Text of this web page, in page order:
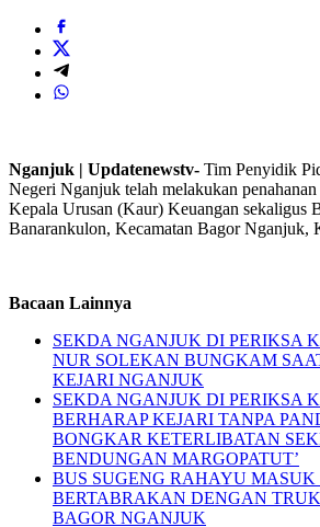
Nganjuk | Updatenewstv- Tim Penyidik
Negeri Nganjuk telah melakukan
Kepala Urusan (Kaur) Keuangan sekaligus
Banarankulon, Kecamatan Bagor Nganjuk,
Bacaan Lainnya
SEKDA NGANJUK DI PERIKSA
NUR SOLEKAN BUNGKAM
KEJARI NGANJUK
SEKDA NGANJUK DI PERIKSA
BERHARAP KEJARI TANPA
BONGKAR KETERLIBATAN
BENDUNGAN MARGOPATUT’
BUS SUGENG RAHAYU
BERTABRAKAN DENGAN
BAGOR NGANJUK